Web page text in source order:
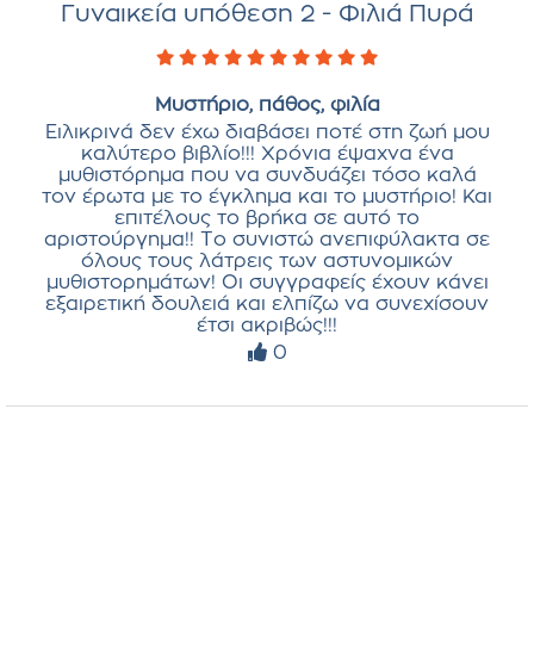
Γυναικεία υπόθεση 2 - Φιλιά Πυρά
Μυστήριο, πάθος, φιλία
Ειλικρινά δεν έχω διαβάσει ποτέ στη ζωή μου
καλύτερο βιβλίο!!! Χρόνια έψαχνα ένα
μυθιστόρημα που να συνδυάζει τόσο καλά
τον έρωτα με το έγκλημα και το μυστήριο! Και
επιτέλους το βρήκα σε αυτό το
αριστούργημα!! Το συνιστώ ανεπιφύλακτα σε
όλους τους λάτρεις των αστυνομικών
μυθιστορημάτων! Οι συγγραφείς έχουν κάνει
εξαιρετική δουλειά και ελπίζω να συνεχίσουν
έτσι ακριβώς!!!
0